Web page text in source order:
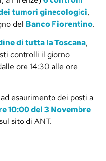
tumori ginecologici,
del Banco Fiorentino.
di tutta la Toscana,
controlli il giorno
ore 14:30 alle ore
esaurimento dei posti a
10:00 del 3 Novembre
sul sito di ANT.